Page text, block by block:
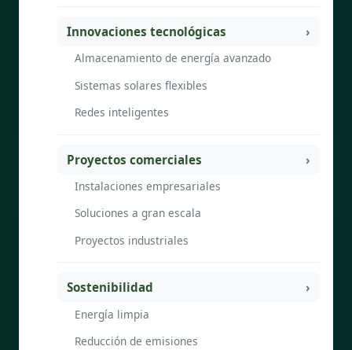
Innovaciones tecnológicas
Almacenamiento de energía avanzado
Sistemas solares flexibles
Redes inteligentes
Proyectos comerciales
Instalaciones empresariales
Soluciones a gran escala
Proyectos industriales
Sostenibilidad
Energía limpia
Reducción de emisiones